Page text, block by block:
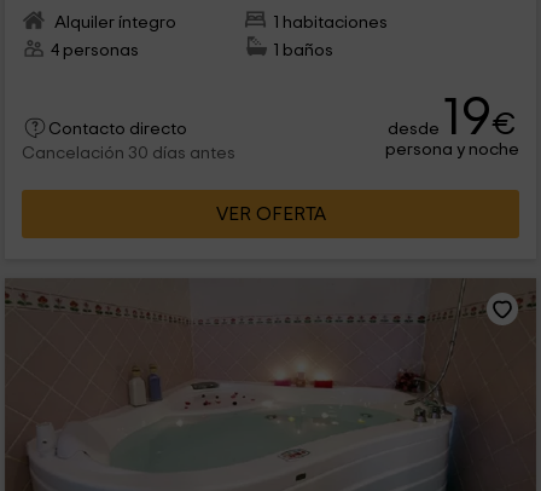
Alquiler íntegro
1 habitaciones
4 personas
1 baños
Contacto directo
Cancelación 30 días antes
desde 19€
persona y noche
VER OFERTA